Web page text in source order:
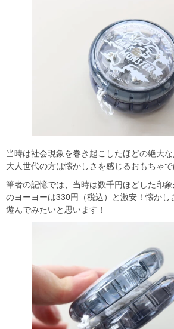
当時は社会現象を巻き起こしたほどの絶大な
大人世代の方は懐かしさを感じるおもちゃで
筆者の記憶では、当時は数千円ほどした印
のヨーヨーは330円（税込）と激安！懐かし
遊んでみたいと思います！